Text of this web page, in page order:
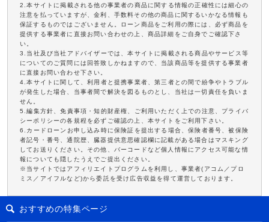
2.本サイトに掲載される他の事業者の商品に関する情報の正確性には細心の
注意を払っていますが、金利、手数料その他の商品に関するいかなる情報も
保証するものではございません。ローン商品をご利用の際には、必ず商品を
提供する事業者に直接お問い合わせの上、商品詳細をご自身でご確認下さ
い。
3.当社及び当社アドバイザーでは、本サイトに掲載される商品やサービス等
についてのご質問には回答致しかねますので、当該商品等を提供する事業者
に直接お問い合わせ下さい。
4.本サイトに関して、利用者と提携事業者、第三者との間で紛争やトラブル
が発生した場合、当事者間で解決を図るものとし、当社は一切責任を負いま
せん。
5.編集方針、免責事項・知的財産権、ご利用いただく上での注意、プライバ
シーポリシーの各規程を必ずご確認の上、本サイトをご利用下さい。
6.カードローンお申し込み時に保険証を提出する場合、保険者番号、被保険
者記号・番号、通院歴、臓器提供意思確認欄に記載がある場合はマスキング
してお送りください。その他、バーコードなど個人情報にアクセス可能な情
報についても隠したうえでご提出ください。
※当サイトではアフィリエイトプログラムを利用し、事業者(アコム／プロ
ミス／アイフルなど)から委託を受け広告収益を得て運営しております。
おすすめの特集ページ